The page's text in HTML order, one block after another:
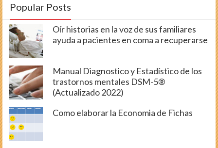
Popular Posts
Oír historias en la voz de sus familiares
ayuda a pacientes en coma a recuperarse
Manual Diagnostico y Estadístico de los
trastornos mentales DSM-5®
(Actualizado 2022)
Como elaborar la Economia de Fichas